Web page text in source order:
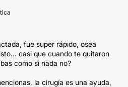
fue super rápido, osea
casi que cuando te quitaron
como si nada no?
la cirugía es una ayuda,